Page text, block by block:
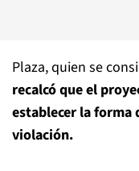
Plaza, quien se
recalcó que el
establecer la forma
violación.